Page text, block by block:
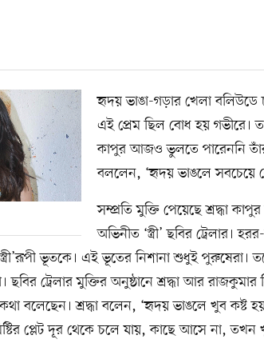
হৃদয় ভাঙা-গড়ার খেলা বলিউডে
এই প্রেম ছিল বোধ হয় গভীরে।
কাপুর আজও ভুলতে পারেননি
বললেন, ‘হৃদয় ভাঙলে সবচেয়ে
সম্প্রতি মুক্তি পেয়েছে শ্রদ্ধা
অভিনীত ‘স্ত্রী’ ছবির ট্রেলার।
ভূতকে। এই ভূতের নিশানা শুধুই
ছবির ট্রেলার মুক্তির অনুষ্ঠানে শ্রদ্ধা আর
বলেছেন। শ্রদ্ধা বলেন, ‘হৃদয় ভাঙলে খুব কষ্ট
প্লেট দূর থেকে চলে যায়, কাছে আসে না, তখন